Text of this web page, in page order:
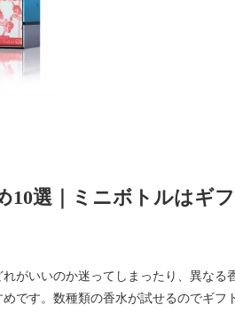
10選｜ミニボトルはギ
がいいのか迷ってしまったり、異な
です。数種類の香水が試せるのでギ